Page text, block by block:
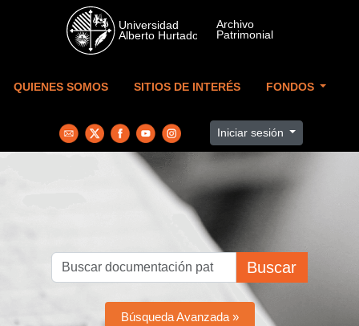
Skip to main content
QUIENES SOMOS SITIOS DE INTERÉS FONDOS
Iniciar sesión
Buscar
Búsqueda Avanzada »